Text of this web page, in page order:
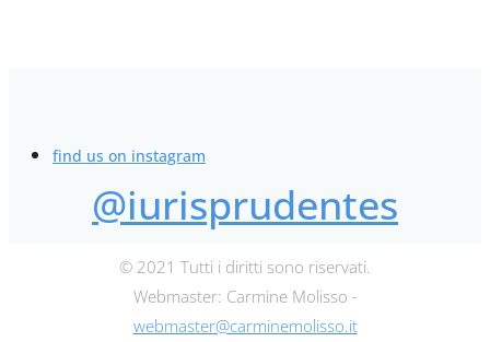
find us on instagram
@iurisprudentes
© 2021 Tutti i diritti sono riservati.
Webmaster: Carmine Molisso -
webmaster@carminemolisso.it